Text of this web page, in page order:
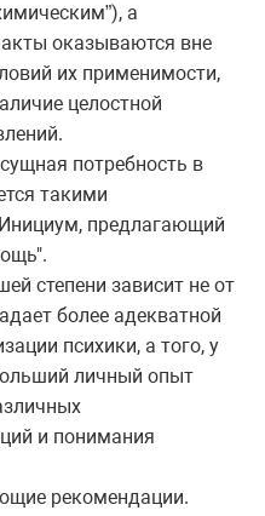
а
оказываются вне
их применимости,
целостной
потребность в
такими
предлагающий
степени зависит не от
более адекватной
психики, а того, у
личный опыт
и понимания
рекомендации.